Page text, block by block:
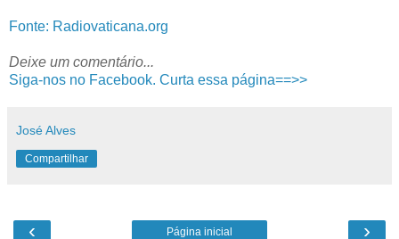
Fonte: Radiovaticana.org
Deixe um comentário...
Siga-nos no Facebook. Curta essa página==>>
José Alves
Compartilhar
‹ ›
Página inicial